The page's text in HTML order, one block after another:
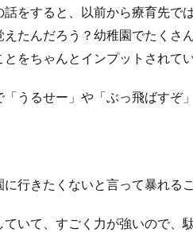
をすると、以前から療育先で
たんだろう？幼稚園でたくさ
をちゃんとインプットされてい
うるせー」や「ぶっ飛ばすぞ
行きたくないと言って暴れる
いて、すごく力が強いので、